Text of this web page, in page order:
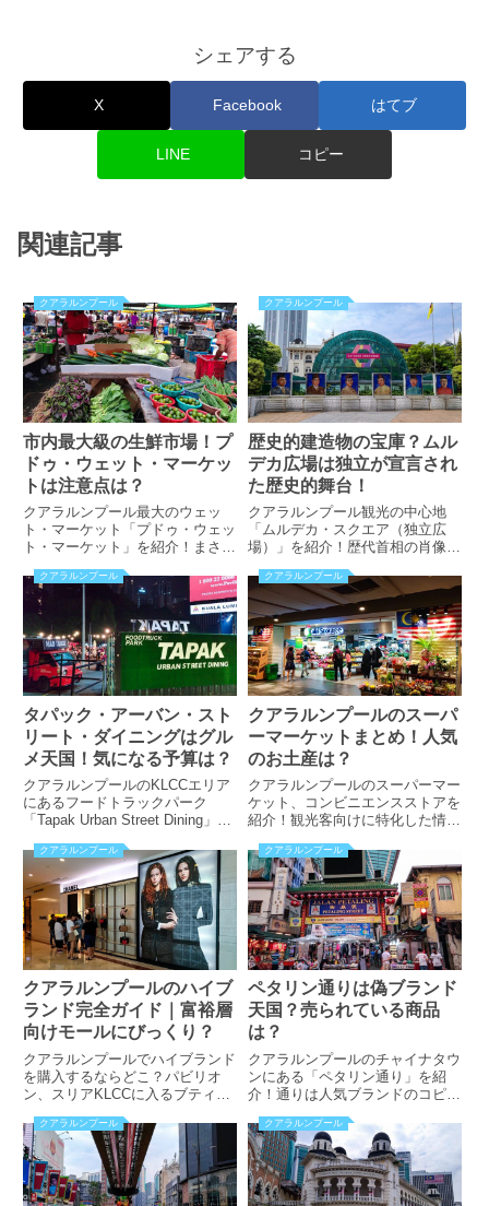
シェアする
X Facebook はてブ
LINE コピー
関連記事
クアラルンプール
市内最大級の生鮮市場！プ
ドゥ・ウェット・マーケッ
トは注意点は？
クアラルンプール最大のウェッ
ト・マーケット「プドゥ・ウェッ
ト・マーケット」を紹介！まさに
点は？刺激的な写真は掲載してい
ません。安心してご覧ください。
クアラルンプール
歴史的建造物の宝庫？ムル
デカ広場は独立が宣言され
た歴史的舞台！
クアラルンプール観光の中心地
「ムルデカ・スクエア（独立広
場）」を紹介！歴代首相の肖像画
ポットとは？穴場のトイレ休憩場
所が存在した？！アクセス方法や
見所なども掲載しています！
クアラルンプール
タパック・アーバン・スト
リート・ダイニングはグル
メ天国！気になる予算は？
クアラルンプールのKLCCエリア
にあるフードトラックパーク
「Tapak Urban Street Dining」を
すめスポット！気になる予算は？
クアラルンプール
クアラルンプールのスーパ
ーマーケットまとめ！人気
のお土産は？
クアラルンプールのスーパーマー
ケット、コンビニエンスストアを
紹介！観光客向けに特化した情報
ンなど主要スポットにあるスーパ
ーマーケットとは？セブンイレブ
ンなどの場所をマークした地図も
掲載しています！
クアラルンプール
クアラルンプールのハイブ
ランド完全ガイド｜富裕層
向けモールにびっくり？
クアラルンプールでハイブランド
を購入するならどこ？パビリオ
ン、スリアKLCCに入るブティッ
ドが集まるショッピングモールが
あった？！富裕層向けショッピン
グモールも紹介！
クアラルンプール
ペタリン通りは偽ブランド
天国？売られている商品
は？
クアラルンプールのチャイナタウ
ンにある「ペタリン通り」を紹
介！通りは人気ブランドのコピー
で紹介された観光スポットとは？
ナイトマーケットも楽しもう！
クアラルンプール クアラルンプール